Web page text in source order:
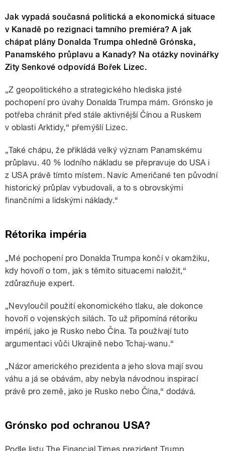
Jak vypadá současná politická a ekonomická situace
v Kanadě po rezignaci tamního premiéra? A jak
chápat plány Donalda Trumpa ohledně Grónska,
Panamského průplavu a Kanady? Na otázky novinářky
Zity Senkové odpovídá Bořek Lizec.
„Z geopolitického a strategického hlediska jisté
pochopení pro úvahy Donalda Trumpa mám. Grónsko je
potřeba chránit před stále aktivnější Čínou a Ruskem
v oblasti Arktidy,“ přemýšlí Lizec.
„Také chápu, že přikládá velký význam Panamskému
průplavu. 40 % lodního nákladu se přepravuje do USA i
z USA právě tímto místem. Navíc Američané ten původní
historický průplav vybudovali, a to s obrovskými
finančními a lidskými náklady.“
Rétorika impéria
„Mé pochopení pro Donalda Trumpa končí v okamžiku,
kdy hovoří o tom, jak s těmito situacemi naložit,“
zdůrazňuje expert.
„Nevyloučil použití ekonomického tlaku, ale dokonce
hovoří o vojenských silách. To už připomíná rétoriku
impérií, jako je Rusko nebo Čína. Ta používají tuto
argumentaci vůči Ukrajině nebo Tchaj-wanu.“
„Názor amerického prezidenta a jeho slova mají svou
váhu a já se obávám, aby nebyla návodnou inspirací
právě pro země, jako je Rusko nebo Čína,“ dodává.
Grónsko pod ochranou USA?